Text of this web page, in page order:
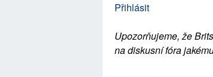
Přihlásit
Upozorňujeme, že
na diskusní fóra